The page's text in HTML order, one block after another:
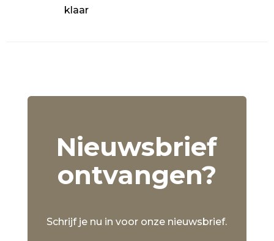
klaar
Nieuwsbrief
ontvangen?
Schrijf je nu in voor onze nieuwsbrief.